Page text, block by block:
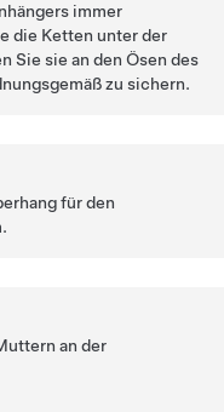
immer
die Ketten unter der
Sie sie an den Ösen des
zu sichern.
für den
.
an der